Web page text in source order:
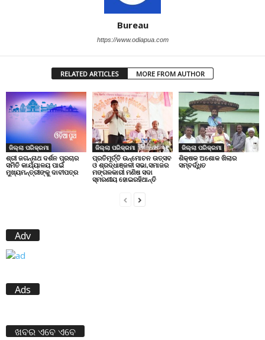
Bureau
https://www.odiapua.com
RELATED ARTICLES MORE FROM AUTHOR
ଜିଲ୍ଲା ପରିକ୍ରମା
ଶ୍ରୀ ଜଗନ୍ନାଥ ଦର୍ଶନ ପ୍ରଚାର
ସମିତି କାର୍ଯ୍ୟାଳୟ ପାଇଁ
ମୁଖ୍ୟମନ୍ତ୍ରୀଙ୍କୁ ଦାବୀପତ୍ର
ଜିଲ୍ଲା ପରିକ୍ରମା
ପ୍ରତିମୂର୍ତ୍ତି ଉନ୍ମୋଚନ ଉତ୍ସବ
ଓ ଶ୍ରଦ୍ଧାଞ୍ଜଳୀ ସଭା,ସମାଜର
ମଙ୍ଗଳକାରୀ ମଣିଷ ସଦା
ସ୍ମରଣୀୟ ହୋଇରହିଥାନ୍ତି
ଜିଲ୍ଲା ପରିକ୍ରମା
ଶିକ୍ଷକ ଅଶୋକ ଖିଲାର
ସମ୍ବର୍ଦ୍ଧିତ
Adv
Ads
ଖବର ଏବେ ଏବେ